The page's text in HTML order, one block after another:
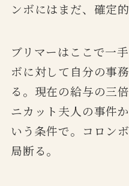
ンボにはまだ、確定
ブリマーはここで一
ボに対して自分の事
る。現在の給与の三
ニカット夫人の事件
いう条件で。コロン
局断る。